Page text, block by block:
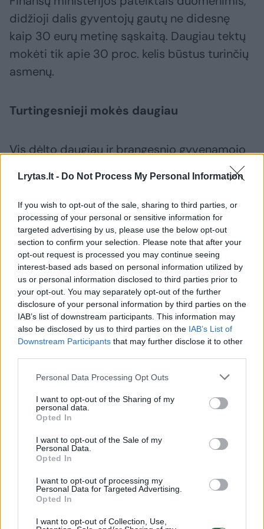
Lrytas.lt - Do Not Process My Personal Information
If you wish to opt-out of the sale, sharing to third parties, or
processing of your personal or sensitive information for
targeted advertising by us, please use the below opt-out
section to confirm your selection. Please note that after your
opt-out request is processed you may continue seeing
interest-based ads based on personal information utilized by
us or personal information disclosed to third parties prior to
your opt-out. You may separately opt-out of the further
disclosure of your personal information by third parties on the
IAB’s list of downstream participants. This information may
also be disclosed by us to third parties on the IAB’s List of
Downstream Participants that may further disclose it to other
Personal Data Processing Opt Outs
I want to opt-out of the Sharing of my
personal data.
Opted In
I want to opt-out of the Sale of my
Personal Data.
Opted In
I want to opt-out of processing my
Personal Data for Targeted Advertising.
Opted In
I want to opt-out of Collection, Use,
didžioji dalis gyventojų gautų ne didesnę
kaip 30 eurų metinę sąskaitą. Daugiau tektų
mokėti tik apie 30 proc. kelis būstus turinčių
asmenų.
Turtingesnieji mokės daugiau
Vis dėlto daugiau ir brangesnio gyvenamojo
būsto sukaupusiems gyventojams mokesčių
našta augs. Mat jau dabar yra
apmokestinami visi brangesni kaip 220
tūkstančių eurų vertės nekomerciniai
statiniai.
Visa šią sumą viršijanti dalis apmokestinama
jau 0,5 proc. mokesčiu. Jei statinys ar keli
statiniai viršija 300 tūkstančių eurų, tada
metinis mokestis išauga iki 1 proc. Brangesnis
kaip 0,5 milijono eurų vertės nekilnojamasis
Progresiniai nekilnojamojo turto mokesčiai
taikomi ir garažams, ir sodo nameliams, ir
sodyboms. Jei visų turimų nekomercinių
statinių vertė neviršija 220 tūkstančių eurų,
piniginės praverti nereikės.